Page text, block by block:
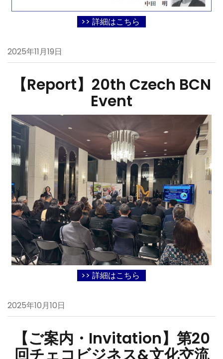
>> 詳細はこちら
2025年11月19日
【Report】20th Czech BCN
Event
>> 詳細はこちら
2025年10月10日
【ご案内・Invitation】第20